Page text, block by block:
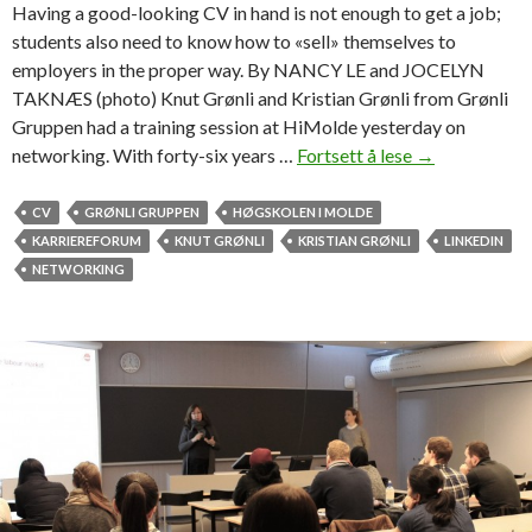
r
n
s
h
i
p
»
d
i
o
B
Having a good-looking CV in hand is not enough to get a job;
students also need to know how to «sell» themselves to
employers in the proper way. By NANCY LE and JOCELYN
TAKNÆS (photo) Knut Grønli and Kristian Grønli from Grønli
Gruppen had a training session at HiMolde yesterday on
networking. With forty-six years … Fortsett å lese S
y
o
s
e
l
→
CV GRØNLI GRUPPEN
HØGSKOLEN I MOLDE
KARRIEREFORUM
KNUT GRØNLI KRISTIAN GRØNLI
LINKEDIN
NETWORKING